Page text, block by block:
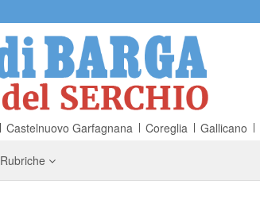
Castelnuovo Garfagnana Coreglia Gallicano
Rubriche